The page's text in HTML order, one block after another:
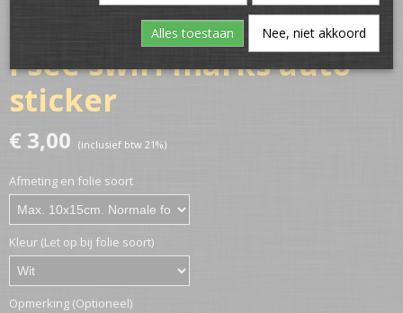
I see swirl marks auto
sticker
€ 3,00 (inclusief btw 21%)
Afmeting en folie soort
Kleur (Let op bij folie soort)
Opmerking (Optioneel)
Alles toestaan Nee, niet akkoord